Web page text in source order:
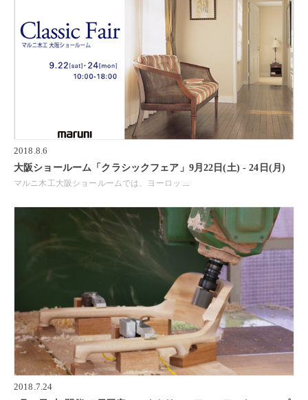
2018.8.6
大阪ショールーム「クラシックフェア」9月22日(土) - 24日(月)
マルニ木工大阪ショールームでは、ヨーロッ
2018.7.24